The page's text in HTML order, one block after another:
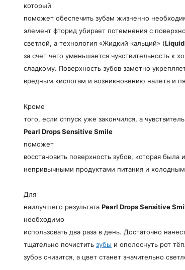
который
поможет обеспечить зубам жизненно
элемент фторид убирает потемнения с
светлой, а технология «Жидкий кальций» (Liquid
за счет чего уменьшается чувствительность к
сладкому. Поверхность зубов заметно
вредным кислотам и возникновению налета и
Кроме
того, если отпуск уже закончился, а
Pearl DropsSensitiveSmile
поможет
восстановить поверхность зубов, которая
непривычными продуктами питания и
Для
наилучшего результата Pearl DropsSensitive
необходимо
использовать два раза в день. Достаточно
тщательно почистить зубы и ополоснуть рот
зубов снизится, а цвет станет значительно